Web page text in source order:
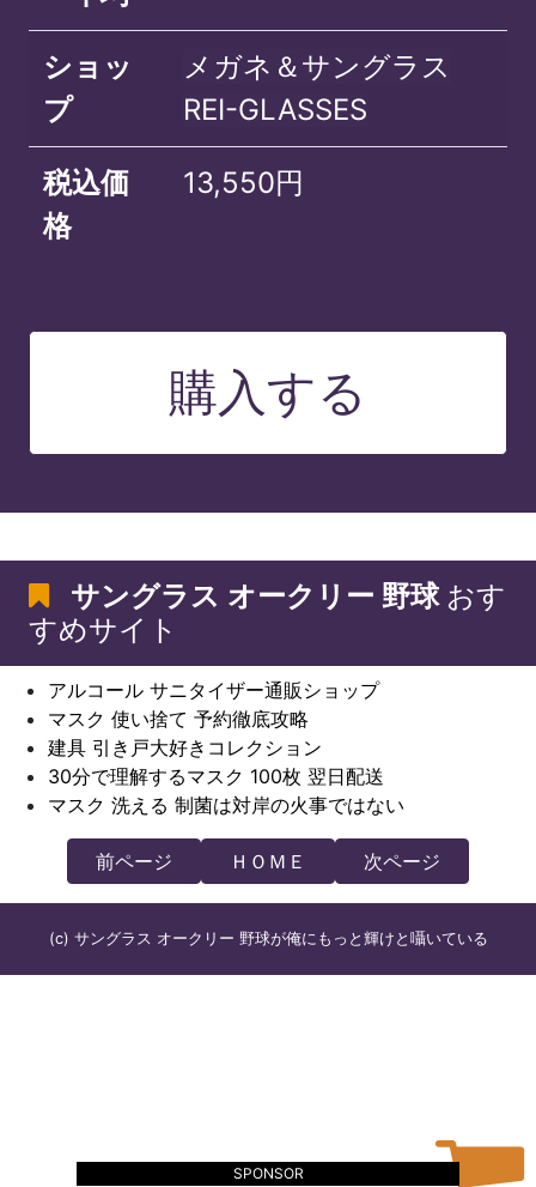
ショッ
プ
メガネ＆サングラス
REI-GLASSES
税込価
格
13,550円
購入する
サングラス オークリー 野球おす
すめサイト
アルコール サニタイザー通販ショップ
マスク 使い捨て 予約徹底攻略
建具 引き戸大好きコレクション
30分で理解するマスク 100枚 翌日配送
マスク 洗える 制菌は対岸の火事ではない
前ページ ＨＯＭＥ 次ページ
(c) サングラス オークリー 野球が俺にもっと輝けと囁いている
SPONSOR